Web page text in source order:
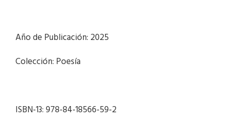
Año de Publicación: 2025
Colección: Poesía
ISBN-13: 978-84-18566-59-2